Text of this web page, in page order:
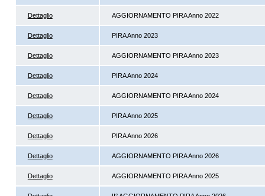
Dettaglio AGGIORNAMENTO PIRA Anno 2022
Dettaglio PIRA Anno 2023
Dettaglio AGGIORNAMENTO PIRA Anno 2023
Dettaglio PIRA Anno 2024
Dettaglio AGGIORNAMENTO PIRA Anno 2024
Dettaglio PIRA Anno 2025
Dettaglio PIRA Anno 2026
Dettaglio AGGIORNAMENTO PIRA Anno 2026
Dettaglio AGGIORNAMENTO PIRA Anno 2025